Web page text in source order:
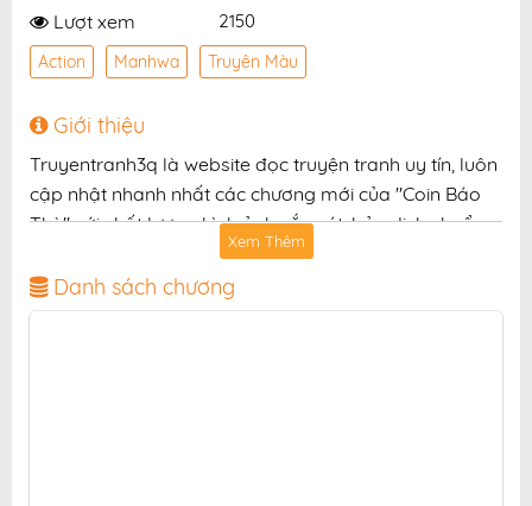
Lượt xem 2150
Action Manhwa Truyện Màu
Giới thiệu
Truyentranh3q là website đọc truyện tranh uy tín, luôn
cập nhật nhanh nhất các chương mới của "Coin Báo
Thù" với chất lượng hình ảnh sắc nét, bản dịch chuẩn
và giao diện thân thiện, mang đến trải nghiệm đọc
truyện hấp dẫn, tiện lợi, hoàn toàn miễn phí cho độc
giả yêu thích truyện tranh online.
Xem Thêm
Danh sách chương